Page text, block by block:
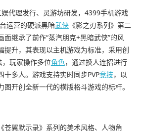
娱代理发行、灵游坊研发，4399手机游戏
运营的硬派黑暗武侠《影之刃系列》第二
面继承了前作“蒸汽朋克+黑暗武侠”的风
提升，其表现以主机游戏为标准，采用创
，玩家操作多位角色，通过换人连招进行
十多人。游戏支持实时同步PVP竞技，以
开创全新一代的横版格斗游戏的标杆。
苍翼默示录》系列的美术风格、人物角